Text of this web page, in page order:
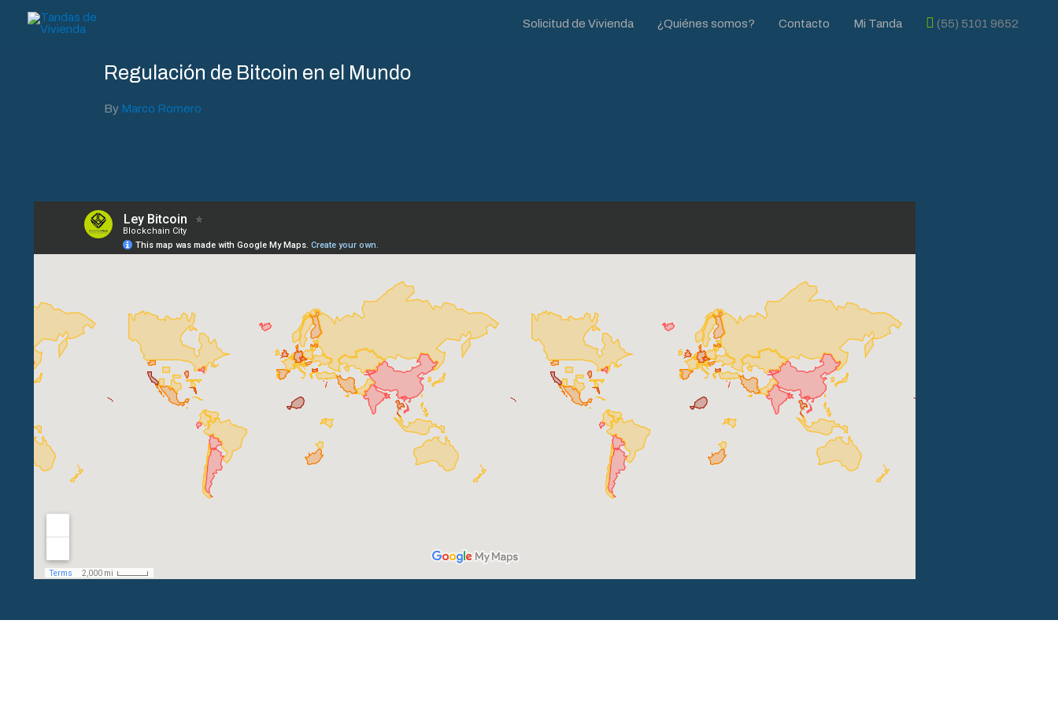
Solicitud de Vivienda ¿Quiénes somos? Contacto Mi Tanda (55) 5101 9652
Regulación de Bitcoin en el Mundo
By Marco Romero